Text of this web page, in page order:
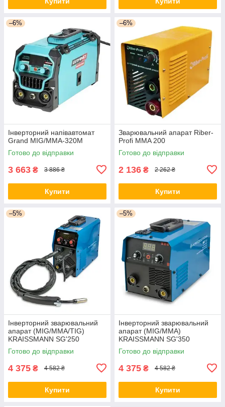
–6%
Інверторний напівавтомат
Grand MIG/MMA-320M
Готово до відправки
3 663 ₴ 3 886 ₴
Купити
–6%
Зварювальний апарат Riber-
Profi MMA 200
Готово до відправки
2 136 ₴ 2 262 ₴
Купити
–5%
Інверторний зварювальний
апарат (MIG/MMA/TIG)
KRAISSMANN SG'250
Готово до відправки
4 375 ₴ 4 582 ₴
Купити
–5%
Інверторний зварювальний
апарат (MIG/MMA)
KRAISSMANN SG'350
Готово до відправки
4 375 ₴ 4 582 ₴
Купити